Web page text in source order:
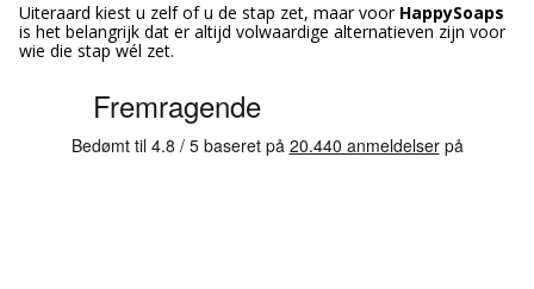
Uiteraard kiest u zelf of u de stap zet, maar voor HappySoaps
is het belangrijk dat er altijd volwaardige alternatieven zijn voor
wie die stap wél zet.